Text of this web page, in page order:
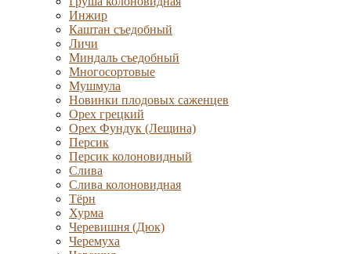
Инжир
Каштан съедобный
Личи
Миндаль съедобный
Многосортовые
Мушмула
Новинки плодовых саженцев
Орех грецкий
Орех Фундук (Лещина)
Персик
Персик колоновидный
Слива
Слива колоновидная
Тёрн
Хурма
Черевишня (Дюк)
Черемуха